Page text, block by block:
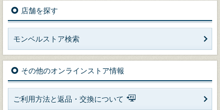
店舗を探す
モンベルストア検索
その他のオンラインストア情報
ご利用方法と返品・交換について